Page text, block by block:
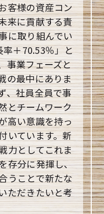
客様の資産コン
来に貢献する責
に取り組んでい
率＋70.53％」と
事業フェーズと
の最中にありま
、社員全員で事
とチームワーク
高い意識を持っ
いています。新
力としてこれま
存分に発揮し、
うことで新たな
ただきたいと考